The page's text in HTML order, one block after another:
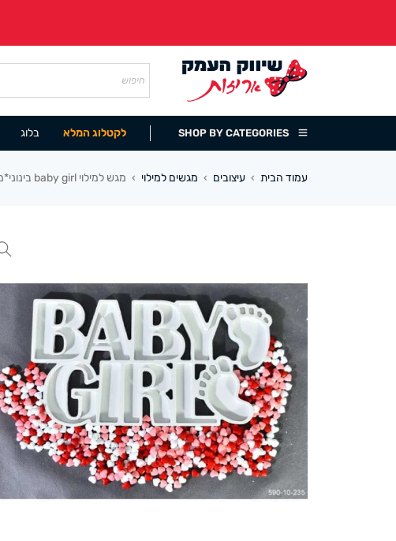
SHOP BY CATEGORIES לקטלוג המלא בלוג
עמוד הבית › עיצובים › מגשים למילוי › מגש למילוי baby girl בינוני*מבצע*